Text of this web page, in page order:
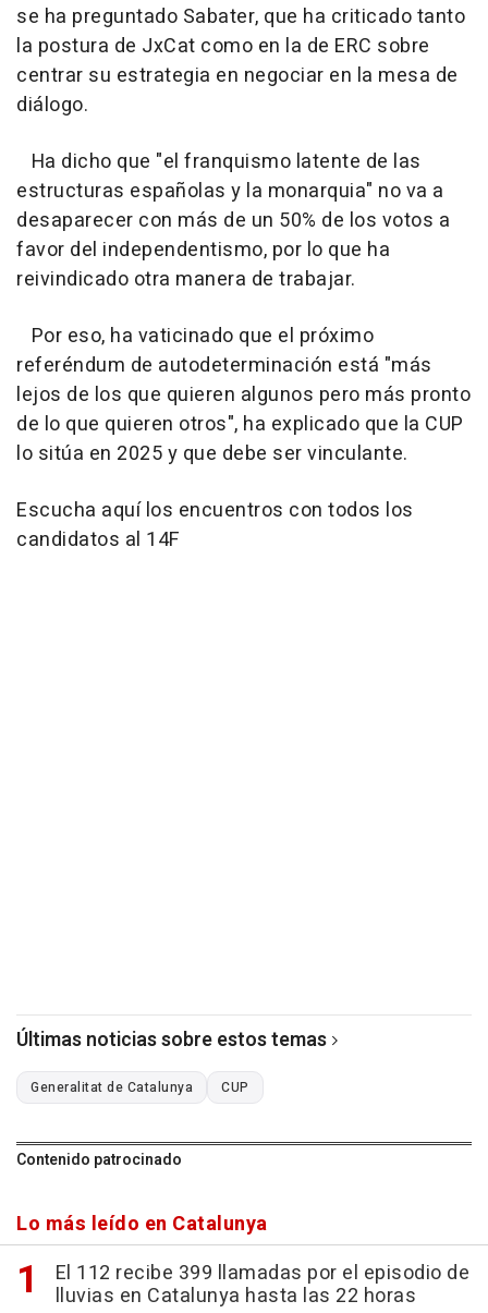
se ha preguntado Sabater, que ha criticado tanto
la postura de JxCat como en la de ERC sobre
centrar su estrategia en negociar en la mesa de
diálogo.
Ha dicho que "el franquismo latente de las
estructuras españolas y la monarquia" no va a
desaparecer con más de un 50% de los votos a
favor del independentismo, por lo que ha
reivindicado otra manera de trabajar.
Por eso, ha vaticinado que el próximo
referéndum de autodeterminación está "más
lejos de los que quieren algunos pero más pronto
de lo que quieren otros", ha explicado que la CUP
lo sitúa en 2025 y que debe ser vinculante.
Escucha aquí los encuentros con todos los
candidatos al 14F
Últimas noticias sobre estos temas
Generalitat de Catalunya CUP
Contenido patrocinado
Lo más leído en Catalunya
El 112 recibe 399 llamadas por el episodio de
lluvias en Catalunya hasta las 22 horas